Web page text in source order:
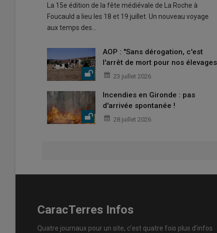
La 15e édition de la fête médiévale de La Roche à
Foucauld a lieu les 18 et 19 juillet. Un nouveau voyage
aux temps des…
AOP : "Sans dérogation, c'est
l'arrêt de mort pour nos
23 juillet 2026
Incendies en Gironde : pas
d'arrivée spontanée !
28 juillet 2026
CaracTerres Infos
Quatre journaux pour un site, c’est quatre fois plus d’infos